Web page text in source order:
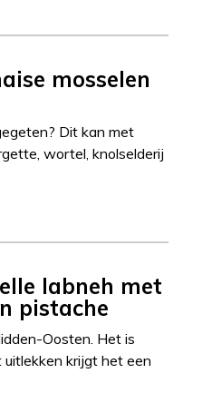
mosselen
Dit kan met
wortel, knolselderij
labneh met
pistache
Oosten. Het is
krijgt het een